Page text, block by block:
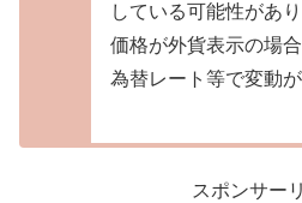
している可能性があり
価格が外貨表示の場
為替レート等で変動が
スポンサー